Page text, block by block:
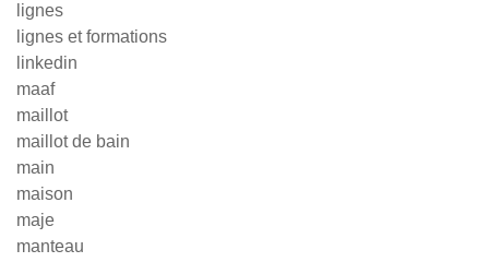
lignes
lignes et formations
linkedin
maaf
maillot
maillot de bain
main
maison
maje
manteau